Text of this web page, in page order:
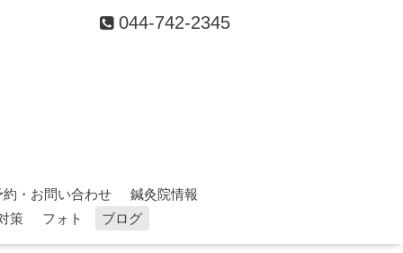
044-742-2345
・お問い合わせ
鍼灸院情報
策
フォト ブログ